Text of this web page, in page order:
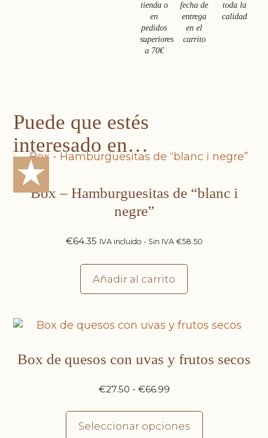
tienda o
en
pedidos
superiores
a 70€
fecha de
entrega
en el
carrito
toda la
calidad
Puede que estés
interesado en…
★Box – Hamburguesitas de “blanc i
negre”
€64.35 IVA incluido - Sin IVA €58.50
Añadir al carrito
Box de quesos con uvas y frutos secos
€27.50 - €66.99
Seleccionar opciones